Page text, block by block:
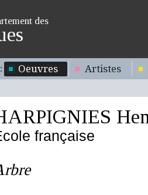
des
Oeuvres Artistes
française